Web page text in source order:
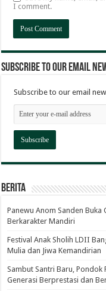
I comment.
Subscribe to our email
Subscribe to our email
Berita
Panewu Anom Sanden
Berkarakter Mandiri
Festival Anak Sholih LDII
Mulia dan Jiwa Kemandirian
Sambut Santri Baru, Pondok
Generasi Berprestasi dan